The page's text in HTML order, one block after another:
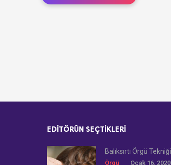
EDITÖRÜN SEÇTIKLERI
Balıksırtı Örgü Tekniği
Örgü Ocak 16, 2020